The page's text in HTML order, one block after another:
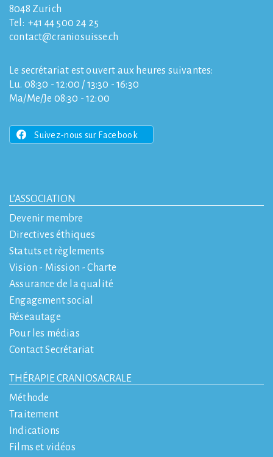
8048 Zurich
Tel: +41 44 500 24 25
contact
craniosuisse.ch
Le secrétariat est ouvert aux heures suivantes:
Lu. 08:30 - 12:00 / 13:30 - 16:30
Ma/Me/Je 08:30 - 12:00
Suivez-nous sur Facebook
L’ASSOCIATION
Devenir membre
Directives éthiques
Statuts et règlements
Vision - Mission - Charte
Assurance de la qualité
Engagement social
Réseautage
Pour les médias
Contact Secrétariat
THÉRAPIE CRANIOSACRALE
Méthode
Traitement
Indications
Films et vidéos